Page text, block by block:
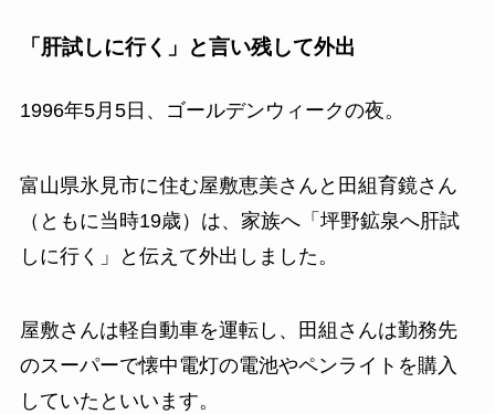
「肝試しに行く」と言い残して外出
1996年5月5日、ゴールデンウィークの夜。
富山県氷見市に住む屋敷恵美さんと田組育鏡さん
（ともに当時19歳）は、家族へ「坪野鉱泉へ肝試
しに行く」と伝えて外出しました。
屋敷さんは軽自動車を運転し、田組さんは勤務先
のスーパーで懐中電灯の電池やペンライトを購入
していたといいます。